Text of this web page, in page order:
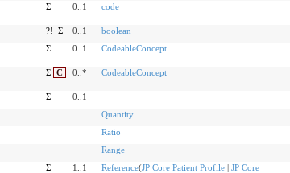
Σ 0..1 code
?! Σ 0..1 boolean
Σ 0..1 CodeableConcept
Σ C 0..* CodeableConcept
Σ 0..1
Quantity
Ratio
Range
Σ 1..1 Reference(JP Core Patient Profile| JP Core